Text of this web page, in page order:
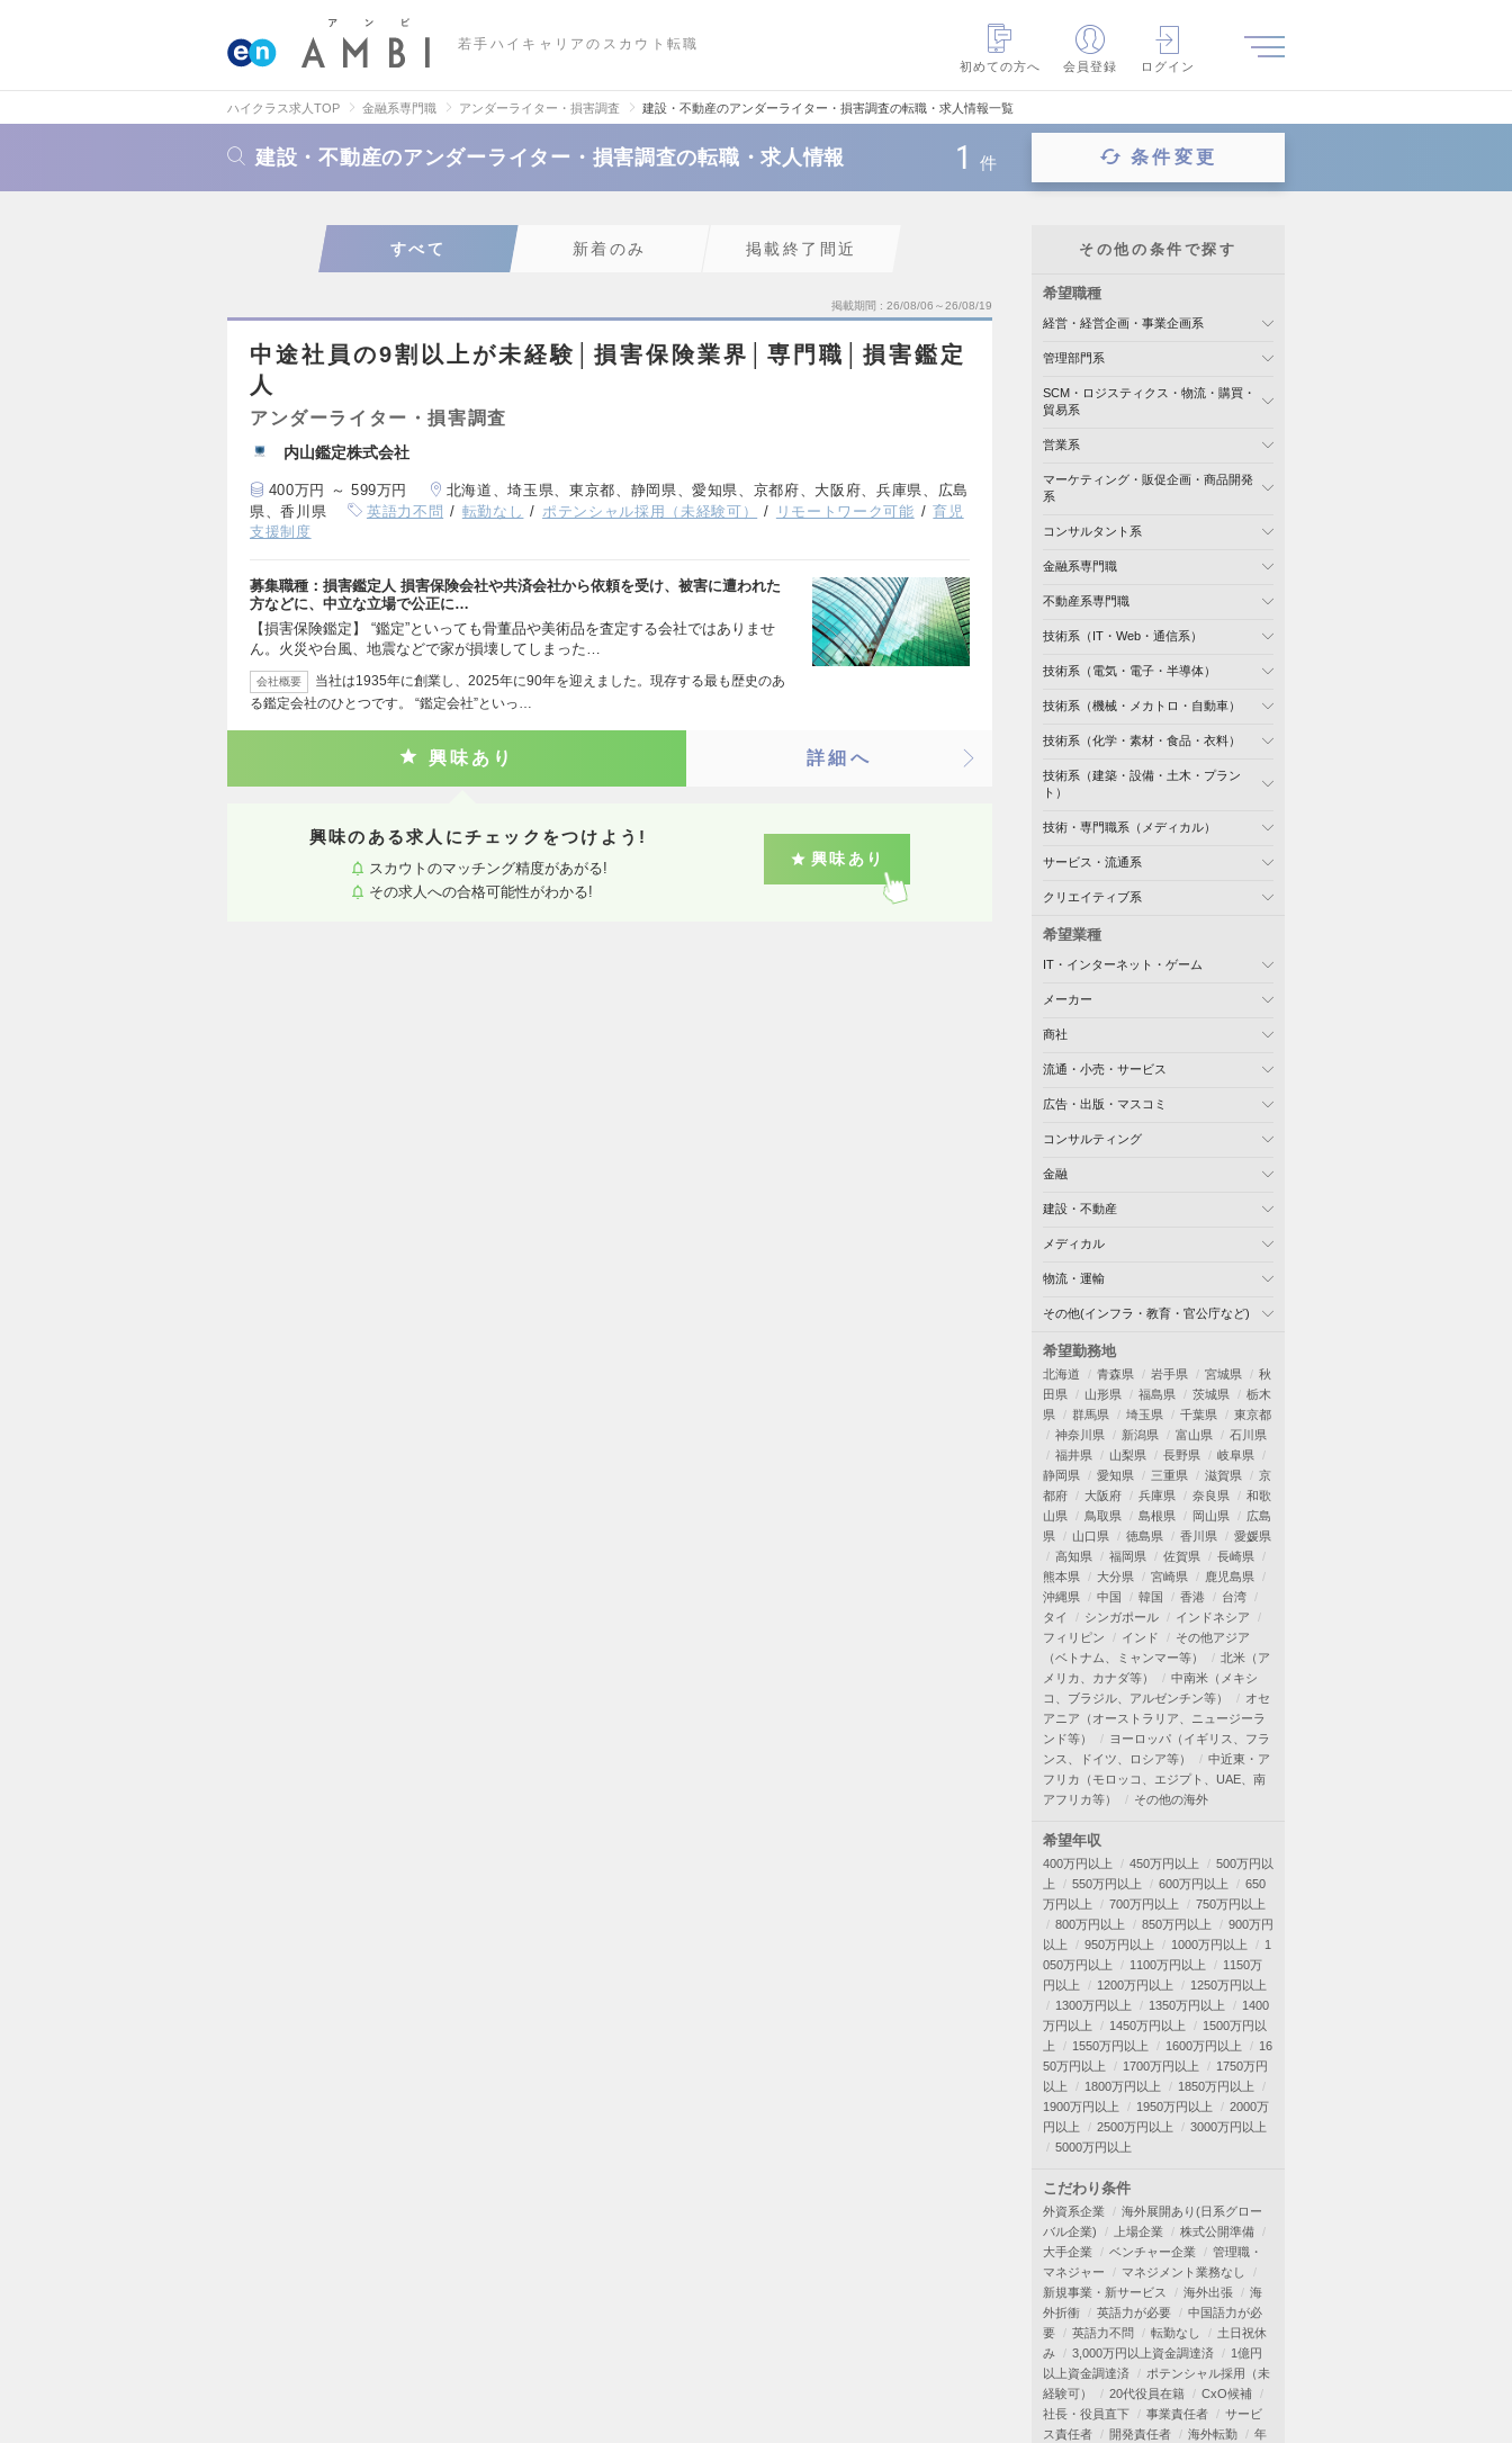
若手ハイキャリアのスカウト転職
初めての方へ
会員登録 ログイン
ハイクラス求人TOP 金融系専門職 アンダーライター・損害調査 建設・不動産のアンダーライター・損害調査の転職・求人情報一覧
建設・不動産のアンダーライター・損害調査の転職・求人情報 1 件 条件変更
すべて 新着のみ 掲載終了間近
掲載期間 26/08/06～26/08/19
中途社員の9割以上が未経験│損害保険業界│専門職│損害鑑定
人
アンダーライター・損害調査
内山鑑定株式会社
400万円 ～ 599万円
北海道、埼玉県、東京都、静岡県、愛知県、京都府、大阪府、兵庫県、広島
県、香川県
英語力不問 転勤なし ポテンシャル採用（未経験可） リモートワーク可能
育児
支援制度
募集職種：損害鑑定人 損害保険会社や共済会社から依頼を受け、被害に遭われた
方などに、中立な立場で公正に…
【損害保険鑑定】 “鑑定”といっても骨董品や美術品を査定する会社ではありませ
ん。火災や台風、地震などで家が損壊してしまった…
会社概要
当社は1935年に創業し、2025年に90年を迎えました。現存する最も歴史のあ
る鑑定会社のひとつです。 “鑑定会社”といっ…
興味あり 詳細へ
興味のある求人にチェックをつけよう!
スカウトのマッチング精度があがる!
その求人への合格可能性がわかる!
興味あり
その他の条件で探す
希望職種
経営・経営企画・事業企画系
管理部門系
SCM・ロジスティクス・物流・購買・
貿易系
営業系
マーケティング・販促企画・商品開発
系
コンサルタント系
金融系専門職
不動産系専門職
技術系（IT・Web・通信系）
技術系（電気・電子・半導体）
技術系（機械・メカトロ・自動車）
技術系（化学・素材・食品・衣料）
技術系（建築・設備・土木・プラン
ト）
技術・専門職系（メディカル）
サービス・流通系
クリエイティブ系
希望業種
IT・インターネット・ゲーム
メーカー
商社
流通・小売・サービス
広告・出版・マスコミ
コンサルティング
金融
建設・不動産
メディカル
物流・運輸
その他(インフラ・教育・官公庁など)
希望勤務地
北海道 青森県 岩手県 宮城県
秋
田県
山形県 福島県 茨城県
栃木
県
群馬県 埼玉県 千葉県
東京都
神奈川県
新潟県 富山県
石川県
福井県
山梨県 長野県
岐阜県
静岡県
愛知県 三重県 滋賀県
京
都府
大阪府 兵庫県 奈良県
和歌
山県
鳥取県 島根県 岡山県
広島
県
山口県 徳島県 香川県
愛媛県
高知県
福岡県 佐賀県
長崎県
熊本県
大分県 宮崎県
鹿児島県
沖縄県
中国 韓国 香港
台湾
タイ
シンガポール
インドネシア
フィリピン
インド
その他アジア
（ベトナム、ミャンマー等）
北米（ア
メリカ、カナダ等）
中南米（メキシ
コ、ブラジル、アルゼンチン等）
オセ
アニア（オーストラリア、ニュージーラ
ンド等）
ヨーロッパ（イギリス、フラ
ンス、ドイツ、ロシア等）
中近東・ア
フリカ（モロッコ、エジプト、UAE、南
アフリカ等）
その他の海外
希望年収
400万円以上 450万円以上
500万円以
上
550万円以上 600万円以上
650
万円以上
700万円以上
750万円以上
800万円以上
850万円以上
900万円
以上
950万円以上 1000万円以上
1
050万円以上
1100万円以上
1150万
円以上
1200万円以上
1250万円以上
1300万円以上
1350万円以上
1400
万円以上
1450万円以上
1500万円以
上
1550万円以上 1600万円以上
16
50万円以上
1700万円以上
1750万円
以上
1800万円以上
1850万円以上
1900万円以上
1950万円以上
2000万
円以上
2500万円以上
3000万円以上
5000万円以上
こだわり条件
外資系企業
海外展開あり(日系グロー
バル企業)
上場企業
株式公開準備
大手企業
ベンチャー企業
管理職・
マネジャー
マネジメント業務なし
新規事業・新サービス
海外出張
海
外折衝
英語力が必要
中国語力が必
要
英語力不問 転勤なし
土日祝休
み
3,000万円以上資金調達済
1億円
以上資金調達済
ポテンシャル採用（未
経験可）
20代役員在籍
CxO候補
社長・役員直下
事業責任者
サービ
ス責任者
開発責任者 海外転勤
年